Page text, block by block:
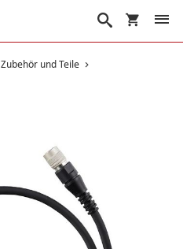
Suche
Zubehör und Teile